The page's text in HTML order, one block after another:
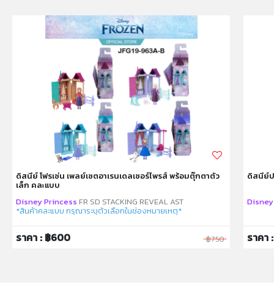
ดิสนีย์ โฟรเซ่น เพลย์เซตอาเรนเดลเซอร์ไพรส์ พร้อมตุ๊กตาตัว
เล็ก คละแบบ
Disney Princess FR SD STACKING REVEAL AST
*สินค้าคละแบบ กรุณาระบุตัวเลือกในช่องหมายเหตุ*
ราคา : ฿600 ฿750
ดิสนีย์ป
ราคา